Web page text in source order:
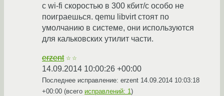
с wi-fi скоростью в 300 кбит/c особо не
поиграешься. qemu libvirt стоят по
умолчанию в системе, они используются
для кальковских утилит части.
erzent ☆☆
14.09.2014 10:00:26 +00:00
Последнее исправление: erzent 14.09.2014 10:03:18
+00:00 (всего исправлений: 1)